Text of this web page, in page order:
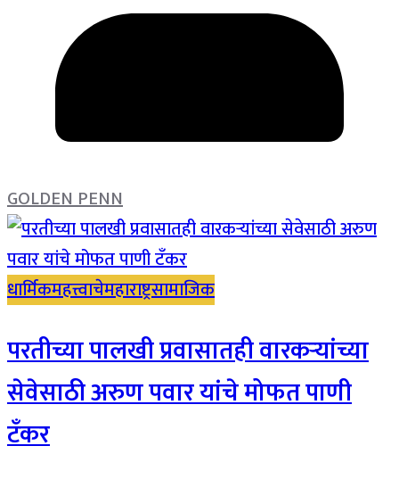
GOLDEN PENN
धार्मिकमहत्त्वाचेमहाराष्ट्रसामाजिक
परतीच्या पालखी प्रवासातही वारकऱ्यांच्या
सेवेसाठी अरुण पवार यांचे मोफत पाणी
टँकर